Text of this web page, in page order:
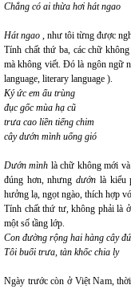
Chẳng có ai thừa hơi hát ngao
Hát ngao , như tôi từng được
Tính chất thứ ba, các chữ
mà không viết. Đó là ngôn ngữ
language, literary language ).
Ký ức em ấu trùng
đục gốc mùa hạ cũ
trưa cao liền tiếng chim
cây dướn mình uống gió
Dướn mình là chữ không mới
đúng hơn, nhưngdướn là kiểu
hưởng lạ, ngọt ngào, thích hợp
Tính chất thứ tư, không phải là
một số tầng lớp.
Con đường rộng hai hàng cây
Tôi buổi trưa, tàn khốc chia ly
Ngày trước còn ở Việt Nam,